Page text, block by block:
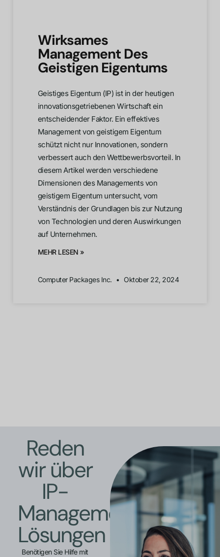
Wirksames
Management Des
Geistigen Eigentums
Geistiges Eigentum (IP) ist in der heutigen
innovationsgetriebenen Wirtschaft ein
entscheidender Faktor. Ein effektives
Management von geistigem Eigentum
schützt nicht nur Innovationen, sondern
verbessert auch den Wettbewerbsvorteil. In
diesem Artikel werden verschiedene
Dimensionen des Managements von
geistigem Eigentum untersucht, vom
Verständnis der Grundlagen bis zur Nutzung
von Technologien und deren Auswirkungen
auf Unternehmen.
MEHR LESEN »
Computer Packages Inc. Oktober 22, 2024
Reden
wir über
IP-
Management-
Lösungen
Benötigen Sie Hilfe mit